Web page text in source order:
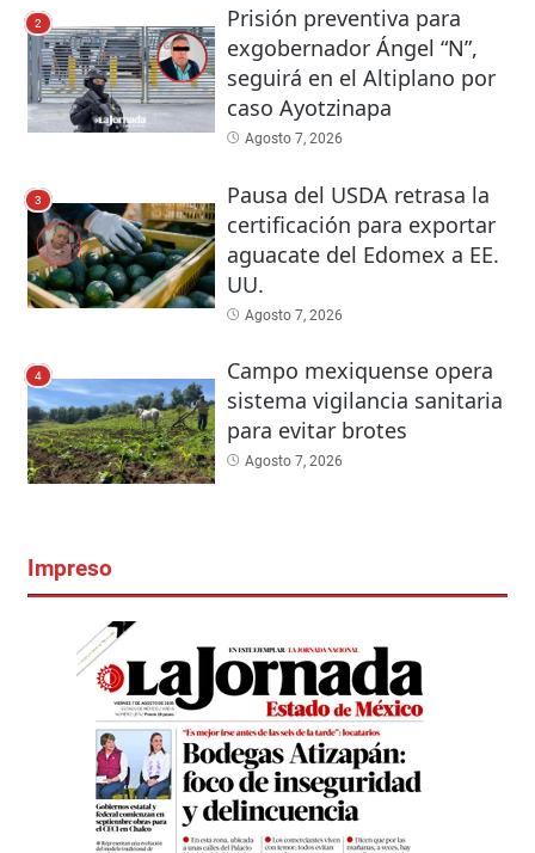
2
Prisión preventiva para
exgobernador Ángel “N”,
seguirá en el Altiplano por
caso Ayotzinapa
Agosto 7, 2026
3
Pausa del USDA retrasa la
certificación para exportar
aguacate del Edomex a EE.
UU.
Agosto 7, 2026
4
Campo mexiquense opera
sistema vigilancia sanitaria
para evitar brotes
Agosto 7, 2026
Impreso